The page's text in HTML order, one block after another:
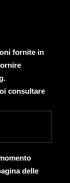
fornite in
consultare
delle